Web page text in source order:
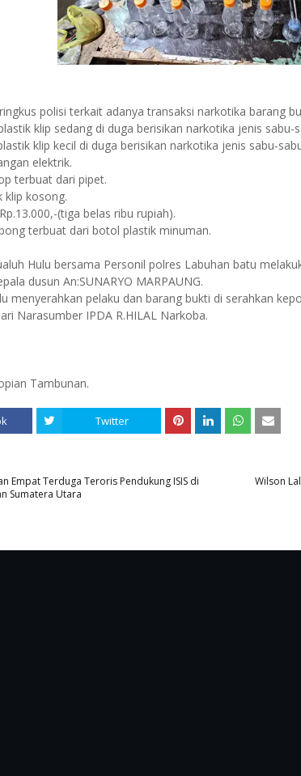
polisi terkait adanya transaksi narkotika barang
klip sedang di duga berisikan narkotika jenis
klip kecil di duga berisikan narkotika jenis sabu-
elektrik.
terbuat dari pipet.
klip kosong.
(tiga belas ribu rupiah).
terbuat dari botol plastik minuman.
Hulu bersama Personil polres Labuhan batu
dusun An:SUNARYO MARPAUNG.
menyerahkan pelaku dan barang bukti di serahkan
Narasumber IPDA R.HILAL Narkoba.
Tambunan.
Twitter
Wilson
Empat Terduga Teroris Pendukung ISIS di
Sumatera Utara